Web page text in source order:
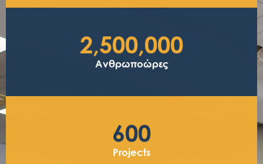
Ανθρωποώρες
2,500,000
Projects
600